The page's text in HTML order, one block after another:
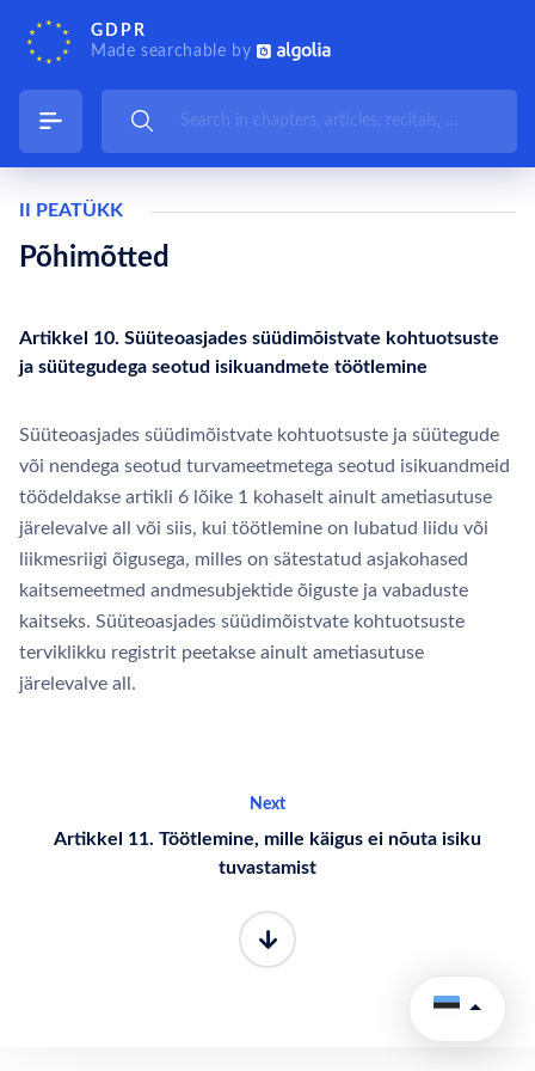
GDPR
Made searchable by
II PEATÜKK
Põhimõtted
Artikkel 10. Süüteoasjades süüdimõistvate kohtuotsuste
ja süütegudega seotud isikuandmete töötlemine
Süüteoasjades süüdimõistvate kohtuotsuste ja süütegude
või nendega seotud turvameetmetega seotud isikuandmeid
töödeldakse artikli 6 lõike 1 kohaselt ainult ametiasutuse
järelevalve all või siis, kui töötlemine on lubatud liidu või
liikmesriigi õigusega, milles on sätestatud asjakohased
kaitsemeetmed andmesubjektide õiguste ja vabaduste
kaitseks. Süüteoasjades süüdimõistvate kohtuotsuste
terviklikku registrit peetakse ainult ametiasutuse
järelevalve all.
Next
Artikkel 11. Töötlemine, mille käigus ei nõuta isiku
tuvastamist